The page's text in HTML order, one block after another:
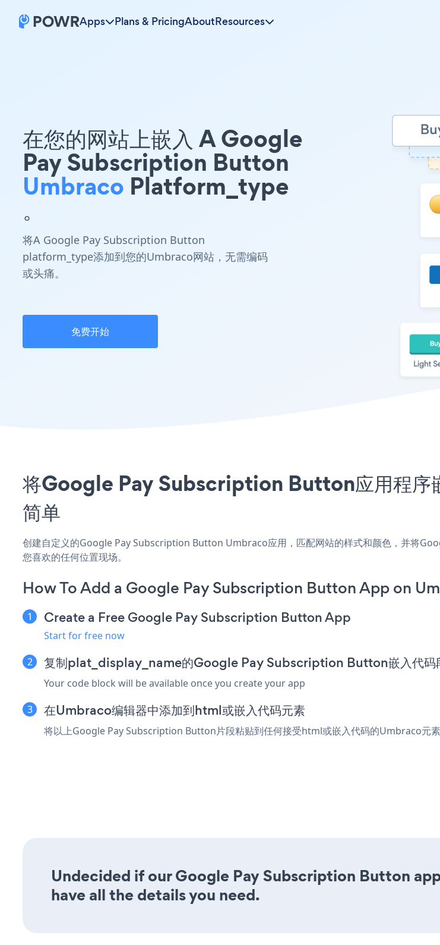
Apps Plans & PricingAboutResources
在您的网站上嵌入 A Google
Pay Subscription Button
Umbraco Platform_type
。
将A Google Pay Subscription Button
platform_type添加到您的Umbraco网站，无需编码
或头痛。
免费开始
将Google Pay Subscription Button应用程序
简单
创建自定义的Google Pay Subscription Button Umbraco应用，匹配网站的样式和颜色，并将
您喜欢的任何位置现场。
How To Add a Google Pay Subscription Button App on
Create a Free Google Pay Subscription Button App
Start for free now
复制plat_display_name的Google Pay Subscription Button嵌入代码
Your code block will be available once you create your app
在Umbraco编辑器中添加到html或嵌入代码元素
将以上Google Pay Subscription Button片段粘贴到任何接受html或嵌入代码的Umbraco元
Undecided if our Google Pay Subscription Button
have all the details you need.